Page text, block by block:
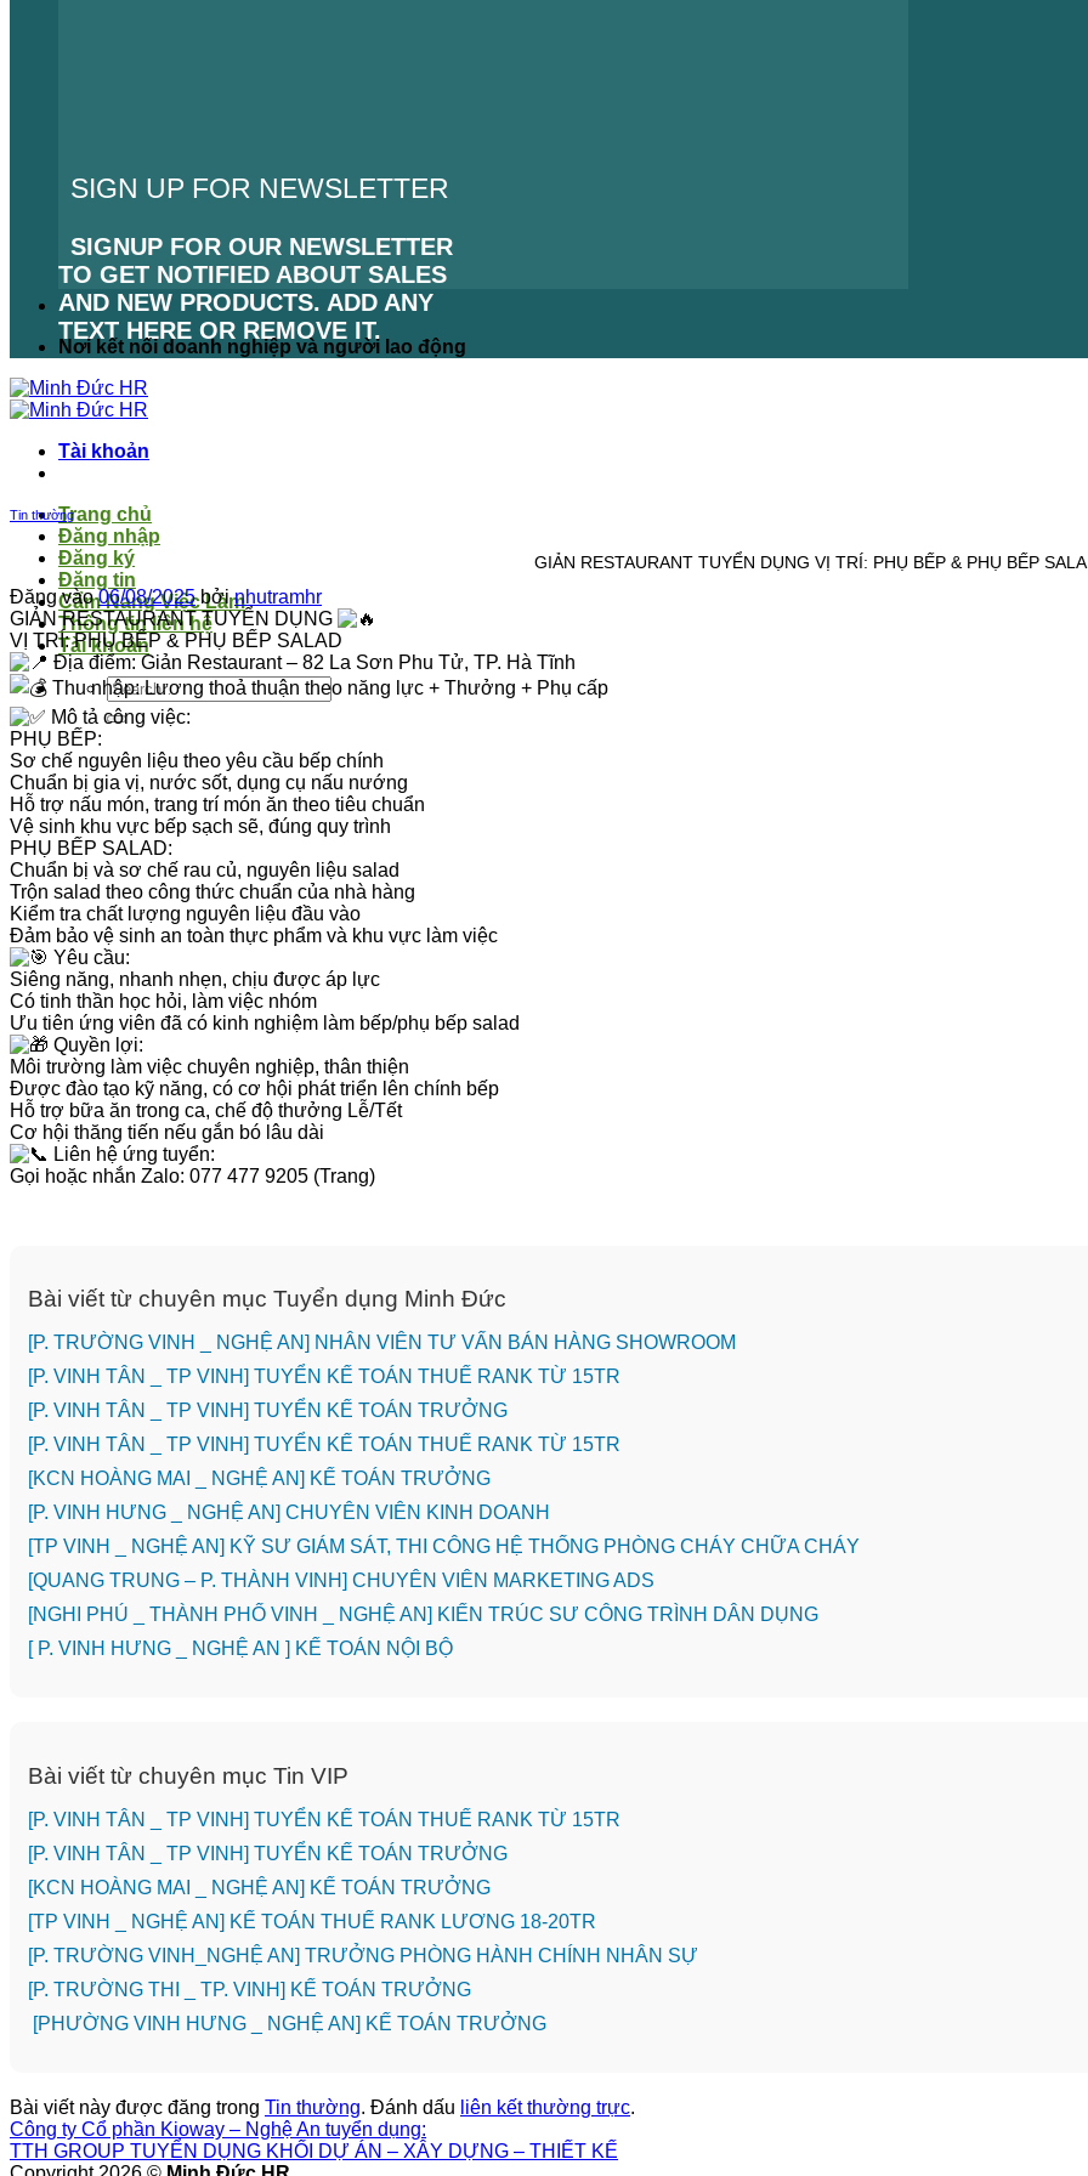
SIGN UP FOR NEWSLETTER
SIGNUP FOR OUR NEWSLETTER
TO GET NOTIFIED ABOUT SALES
AND NEW PRODUCTS. ADD ANY
TEXT HERE OR REMOVE IT.
LỖI: KHÔNG TÌM THẤY BIỂU MẪU
LIÊN HỆ.
Nơi kết nối doanh nghiệp và người lao động
Tài khoản
Trang chủ
Đăng nhập
Đăng ký
Đăng tin
Cẩm Nang Việc Làm
Thông tin liên hệ
Tài khoản
Tin thường
GIẢN RESTAURANT TUYỂN DỤNG VỊ TRÍ: PHỤ BẾP & PHỤ BẾP
Đăng vào06/08/2025 bởinhutramhr
GIẢN RESTAURANT TUYỂN DỤNG
VỊ TRÍ: PHỤ BẾP & PHỤ BẾP SALAD
Địa điểm: Giản Restaurant – 82 La Sơn Phu Tử, TP. Hà Tĩnh
Thu nhập: Lương thoả thuận theo năng lực + Thưởng + Phụ cấp
Mô tả công việc:
PHỤ BẾP:
Sơ chế nguyên liệu theo yêu cầu bếp chính
Chuẩn bị gia vị, nước sốt, dụng cụ nấu nướng
Hỗ trợ nấu món, trang trí món ăn theo tiêu chuẩn
Vệ sinh khu vực bếp sạch sẽ, đúng quy trình
PHỤ BẾP SALAD:
Chuẩn bị và sơ chế rau củ, nguyên liệu salad
Trộn salad theo công thức chuẩn của nhà hàng
Kiểm tra chất lượng nguyên liệu đầu vào
Đảm bảo vệ sinh an toàn thực phẩm và khu vực làm việc
Yêu cầu:
Siêng năng, nhanh nhẹn, chịu được áp lực
Có tinh thần học hỏi, làm việc nhóm
Ưu tiên ứng viên đã có kinh nghiệm làm bếp/phụ bếp salad
Quyền lợi:
Môi trường làm việc chuyên nghiệp, thân thiện
Được đào tạo kỹ năng, có cơ hội phát triển lên chính bếp
Hỗ trợ bữa ăn trong ca, chế độ thưởng Lễ/Tết
Cơ hội thăng tiến nếu gắn bó lâu dài
Liên hệ ứng tuyển:
Gọi hoặc nhắn Zalo: 077 477 9205 (Trang)
Bài viết từ chuyên mục Tuyển dụng Minh Đức
[P. TRƯỜNG VINH _ NGHỆ AN] NHÂN VIÊN TƯ VẤN BÁN HÀNG SHOWROOM
[P. VINH TÂN _ TP VINH] TUYỂN KẾ TOÁN THUẾ RANK TỪ 15TR
[P. VINH TÂN _ TP VINH] TUYỂN KẾ TOÁN TRƯỞNG
[P. VINH TÂN _ TP VINH] TUYỂN KẾ TOÁN THUẾ RANK TỪ 15TR
️[KCN HOÀNG MAI _ NGHỆ AN] KẾ TOÁN TRƯỞNG
️[P. VINH HƯNG _ NGHỆ AN] CHUYÊN VIÊN KINH DOANH
[TP VINH _ NGHỆ AN] KỸ SƯ GIÁM SÁT, THI CÔNG HỆ THỐNG PHÒNG CHÁY CHỮA CHÁY
[QUANG TRUNG – P. THÀNH VINH] CHUYÊN VIÊN MARKETING ADS
[NGHI PHÚ _ THÀNH PHỐ VINH _ NGHỆ AN] KIẾN TRÚC SƯ CÔNG TRÌNH DÂN DỤNG
[ P. VINH HƯNG _ NGHỆ AN ] KẾ TOÁN NỘI BỘ
Bài viết từ chuyên mục Tin VIP
[P. VINH TÂN _ TP VINH] TUYỂN KẾ TOÁN THUẾ RANK TỪ 15TR
[P. VINH TÂN _ TP VINH] TUYỂN KẾ TOÁN TRƯỞNG
️[KCN HOÀNG MAI _ NGHỆ AN] KẾ TOÁN TRƯỞNG
[TP VINH _ NGHỆ AN] KẾ TOÁN THUẾ RANK LƯƠNG 18-20TR
[P. TRƯỜNG VINH_NGHỆ AN] TRƯỞNG PHÒNG HÀNH CHÍNH NHÂN SỰ
️[P. TRƯỜNG THI _ TP. VINH] KẾ TOÁN TRƯỞNG
[PHƯỜNG VINH HƯNG _ NGHỆ AN] KẾ TOÁN TRƯỞNG
Bài viết này được đăng trong Tin thường. Đánh dấu liên kết thường trực.
Công ty Cổ phần Kioway – Nghệ An tuyển dụng:
TTH GROUP TUYỂN DỤNG KHỐI DỰ ÁN – XÂY DỰNG – THIẾT KẾ